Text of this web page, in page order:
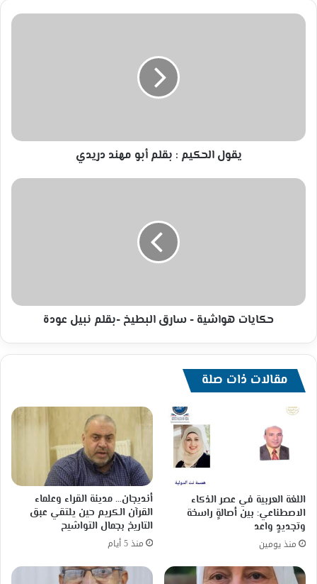
يقول
يقول الحكيم : بقلم أبو مهند دريدي
حكايات
حكايات هواشية - سارق البطيخ -بقلم نبيل عودة
مقالات ذات صلة
اللغة العربية في عصر الذكاء
الاصطناعي: بين أصالةٍ راسخة
وتجديدٍ واعد
منذ يومين
أنديجان… مدينة القراء وعلماء
القرآن الكريم حين يلتقي عبق
التاريخ بجمال التواشيح
منذ 5 أيام